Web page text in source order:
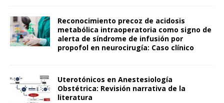
Reconocimiento precoz de acidosis
metabólica intraoperatoria como signo de
alerta de síndrome de infusión por
propofol en neurocirugía: Caso clínico
Uterotónicos en Anestesiología
Obstétrica: Revisión narrativa de la
literatura